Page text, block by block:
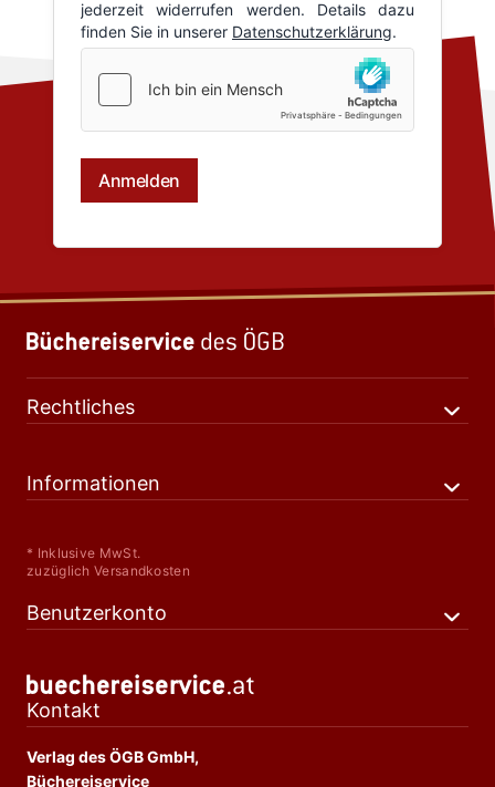
Rechtliches
Informationen
* Inklusive MwSt.
zuzüglich Versandkosten
Benutzerkonto
Kontakt
Verlag des ÖGB GmbH,
Büchereiservice